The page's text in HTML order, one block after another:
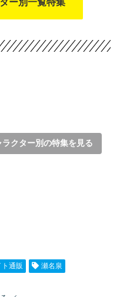
ラクター別の特集を見る
ト通販 瀬名泉